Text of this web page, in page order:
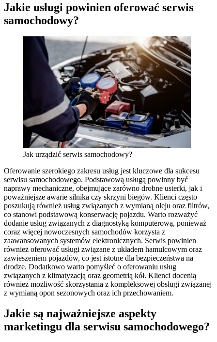
Jakie usługi powinien oferować serwis
samochodowy?
Jak urządzić serwis samochodowy?
Oferowanie szerokiego zakresu usług jest kluczowe dla sukcesu
serwisu samochodowego. Podstawową usługą powinny być
naprawy mechaniczne, obejmujące zarówno drobne usterki, jak i
poważniejsze awarie silnika czy skrzyni biegów. Klienci często
poszukują również usług związanych z wymianą oleju oraz filtrów,
co stanowi podstawową konserwację pojazdu. Warto rozważyć
dodanie usług związanych z diagnostyką komputerową, ponieważ
coraz więcej nowoczesnych samochodów korzysta z
zaawansowanych systemów elektronicznych. Serwis powinien
również oferować usługi związane z układem hamulcowym oraz
zawieszeniem pojazdów, co jest istotne dla bezpieczeństwa na
drodze. Dodatkowo warto pomyśleć o oferowaniu usług
związanych z klimatyzacją oraz geometrią kół. Klienci docenią
również możliwość skorzystania z kompleksowej obsługi związanej
z wymianą opon sezonowych oraz ich przechowaniem.
Jakie są najważniejsze aspekty
marketingu dla serwisu samochodowego?